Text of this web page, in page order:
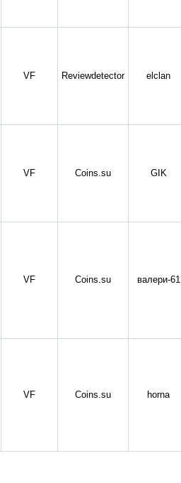
VF Reviewdetector elclan
VF Coins.su GIK
VF Coins.su валери-61
VF Coins.su horna